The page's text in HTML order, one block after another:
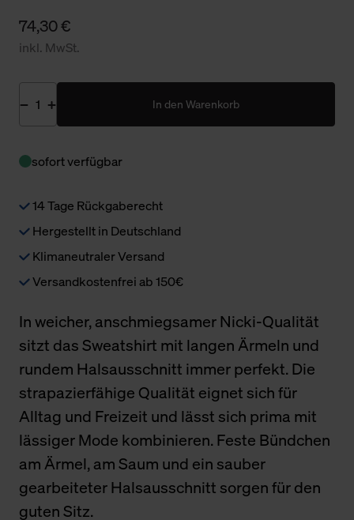
74,30 €
inkl. MwSt.
In den Warenkorb
sofort verfügbar
14 Tage Rückgaberecht
Hergestellt in Deutschland
Klimaneutraler Versand
Versandkostenfrei ab 150€
In weicher, anschmiegsamer Nicki-Qualität
sitzt das Sweatshirt mit langen Ärmeln und
rundem Halsausschnitt immer perfekt. Die
strapazierfähige Qualität eignet sich für
Alltag und Freizeit und lässt sich prima mit
lässiger Mode kombinieren. Feste Bündchen
am Ärmel, am Saum und ein sauber
gearbeiteter Halsausschnitt sorgen für den
guten Sitz.